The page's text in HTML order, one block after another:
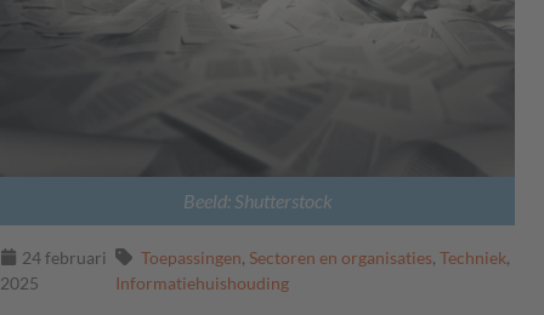
Beeld: Shutterstock
24 februari
2025
Toepassingen, Sectoren en organisaties,Techniek,
Informatiehuishouding